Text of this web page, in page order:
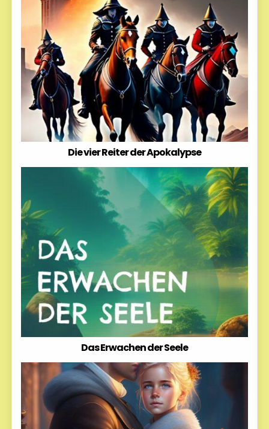
Die vier Reiter der Apokalypse
Das Erwachen der Seele